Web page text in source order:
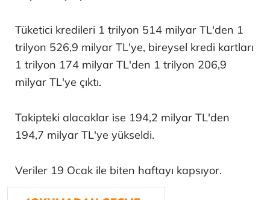
Tüketici kredileri 1 trilyon 514 milyar TL'den 1
trilyon 526,9 milyar TL'ye, bireysel kredi kartları
1 trilyon 174 milyar TL'den 1 trilyon 206,9
milyar TL'ye çıktı.
Takipteki alacaklar ise 194,2 milyar TL'den
194,7 milyar TL'ye yükseldi.
Veriler 19 Ocak ile biten haftayı kapsıyor.